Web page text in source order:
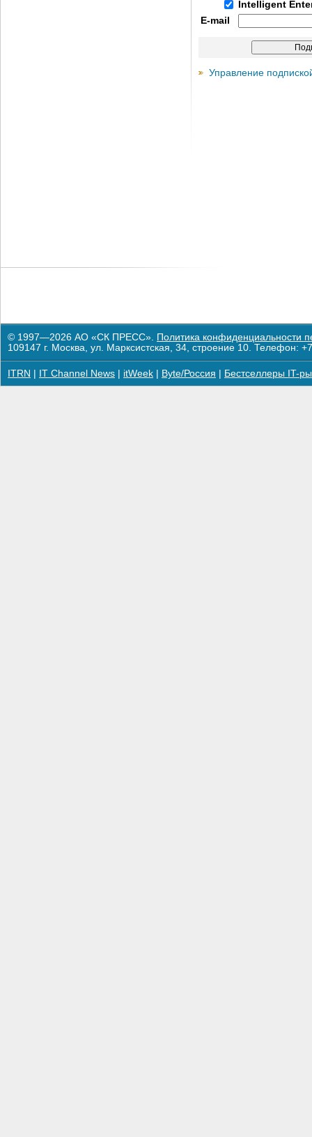
Intelligent
E-mail
Управление
© 1997—2026 АО «СК ПРЕСС». Политика конфиденциальности
109147 г. Москва, ул. Марксистская, 34, строение 10. Телефон:
ITRN IT Channel News itWeek Byte/Россия Бестселлеры IT-